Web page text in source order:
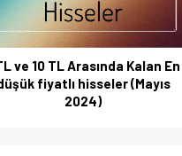
ve 10 TL Arasında Kalan En
fiyatlı hisseler (Mayıs
2024)